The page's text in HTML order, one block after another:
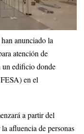
anunciado la
atención de
un edificio donde
en el
a partir del
afluencia de personas